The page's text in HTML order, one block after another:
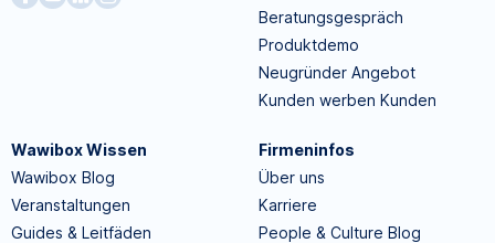
Beratungsgespräch
Produktdemo
Neugründer Angebot
Kunden werben Kunden
Wawibox Wissen
Wawibox Blog
Veranstaltungen
Guides & Leitfäden
Firmeninfos
Über uns
Karriere
People & Culture Blog